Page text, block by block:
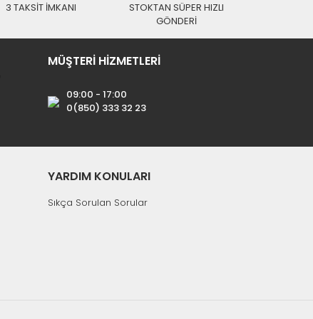
3 TAKSİT İMKANI
STOKTAN SÜPER HIZLI
GÖNDERİ
MÜŞTERİ HİZMETLERİ
09:00 - 17:00
0(850) 333 32 23
YARDIM KONULARI
Sıkça Sorulan Sorular